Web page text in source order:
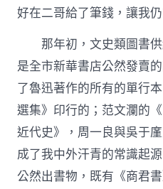
好在二哥給了筆錢，讓我
那年初，文史類圖書
是全市新華書店公然發賣
了魯迅著作的所有的單行
選集》印行的；范文瀾的
近代史》，周一良與吳于
成了我中外汗青的常識起
公然出書物，既有《商君